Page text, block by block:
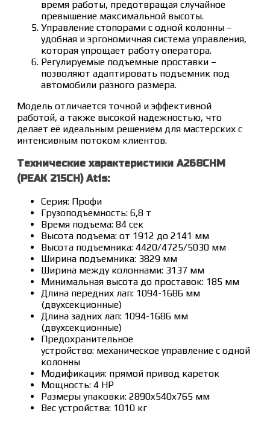
время работы, предотвращая случайное
превышение максимальной высоты.
Управление стопорами с одной колонны –
удобная и эргономичная система управления,
которая упрощает работу оператора.
Регулируемые подъемные проставки –
позволяют адаптировать подъемник под
автомобили разного размера.
Модель отличается точной и эффективной
работой, а также высокой надежностью, что
делает её идеальным решением для мастерских с
интенсивным потоком клиентов.
Технические характеристики A268CHM
(PEAK 215CH) Atis:
Серия: Профи
Грузоподъемность: 6,8 т
Время подъема: 84 сек
Высота подъема: от 1912 до 2141 мм
Высота подъемника: 4420/4725/5030 мм
Ширина подъемника: 3829 мм
Ширина между колоннами: 3137 мм
Минимальная высота до проставок: 185 мм
Длина передних лап: 1094-1686 мм
(двухсекционные)
Длина задних лап: 1094-1686 мм
(двухсекционные)
Предохранительное
устройство: механическое управление с одной
колонны
Модификация: прямой привод кареток
Мощность: 4 HP
Размеры упаковки: 2890x540x765 мм
Вес устройства: 1010 кг